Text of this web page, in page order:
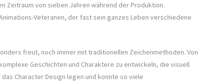
Zeitraum von sieben Jahren während der Produktion.
Veteranen, der fast sein ganzes Leben verschiedene
freut, noch immer mit traditionellen Zeichenmethoden. Von
Geschichten und Charaktere zu entwickeln, die visuell
Character Design legen und konnte so viele